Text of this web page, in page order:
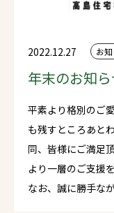
2022.12.27 お
年末のお知
平素より格別のご
も残すところあとわずかと
同、皆様にご満足
より一層のご支援
なお、誠に勝手な